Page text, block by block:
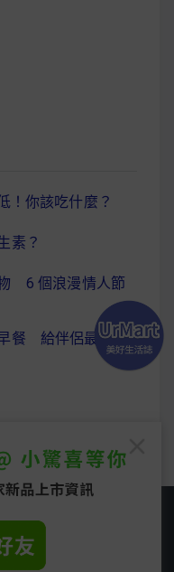
！你該吃什麼？
素？
6 個浪漫情人節
餐 給伴侶最驚喜
誌. All rights
Theme by